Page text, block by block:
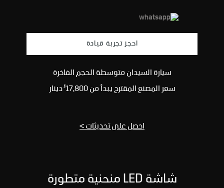
احجز تجربة قيادة
سيارة السيدان متوسطة الحجم الفاخرة
سعر المصنع المقترح يبدأ من 17,800
§دينار
احصل على تحديثات >
شاشة LED منحنية متطورة